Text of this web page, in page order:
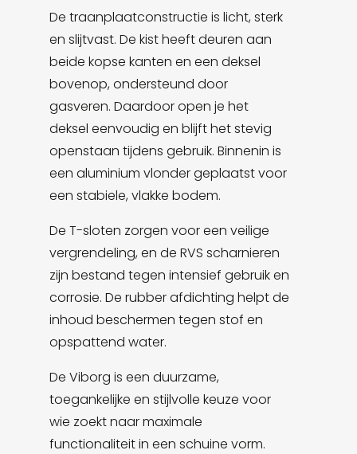
De traanplaatconstructie is licht, sterk
en slijtvast. De kist heeft deuren aan
beide kopse kanten en een deksel
bovenop, ondersteund door
gasveren. Daardoor open je het
deksel eenvoudig en blijft het stevig
openstaan tijdens gebruik. Binnenin is
een aluminium vlonder geplaatst voor
een stabiele, vlakke bodem.
De T-sloten zorgen voor een veilige
vergrendeling, en de RVS scharnieren
zijn bestand tegen intensief gebruik en
corrosie. De rubber afdichting helpt de
inhoud beschermen tegen stof en
opspattend water.
De Viborg is een duurzame,
toegankelijke en stijlvolle keuze voor
wie zoekt naar maximale
functionaliteit in een schuine vorm.